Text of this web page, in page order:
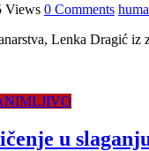
Views 0 Comments
Lenka Dragić
u